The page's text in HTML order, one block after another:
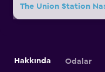
Hakkında Odalar